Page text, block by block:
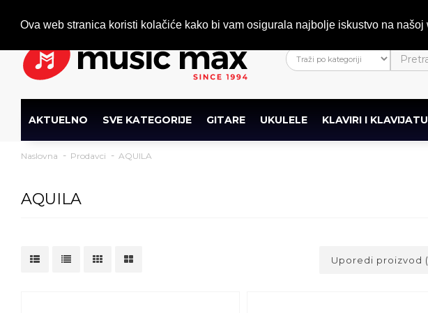
Ova web stranica koristi kolačiće kako bi vam osigurala najbolje iskustvo na našoj
AKTUELNO SVE KATEGORIJE GITARE UKULELE KLAVIRI I
Naslovna Prodavci AQUILA
AQUILA
Uporedi proizvod